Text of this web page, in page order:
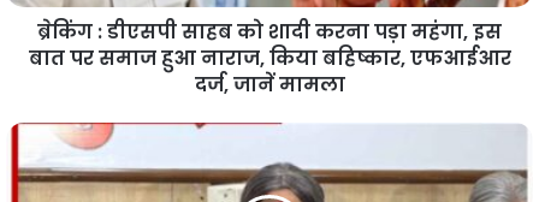
ब्रेकिंग : डीएसपी साहब को शादी करना पड़ा महंगा, इस
बात पर समाज हुआ नाराज, किया बहिष्कार, एफआईआर
दर्ज, जानें मामला